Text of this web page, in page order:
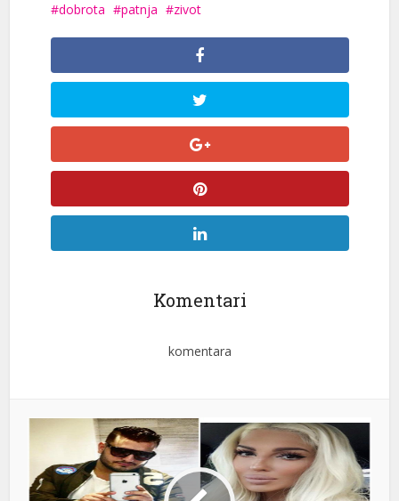
dobrota patnja zivot
Komentari
komentara